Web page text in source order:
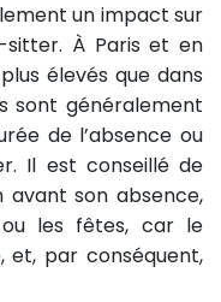
un impact sur
À Paris et en
élevés que dans
sont généralement
de l’absence ou
Il est conseillé de
son absence,
les fêtes, car le
et, par conséquent,